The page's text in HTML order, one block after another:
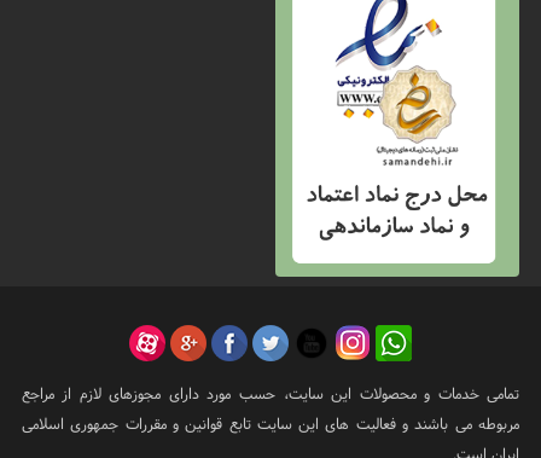
تمامی خدمات و محصولات این سایت، حسب مورد دارای مجوزهای لازم از مراجع
مربوطه می باشند و فعالیت های این سایت تابع قوانین و مقررات جمهوری اسلامی